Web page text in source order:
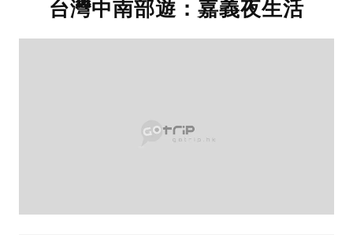
台灣中南部遊：嘉義夜生活